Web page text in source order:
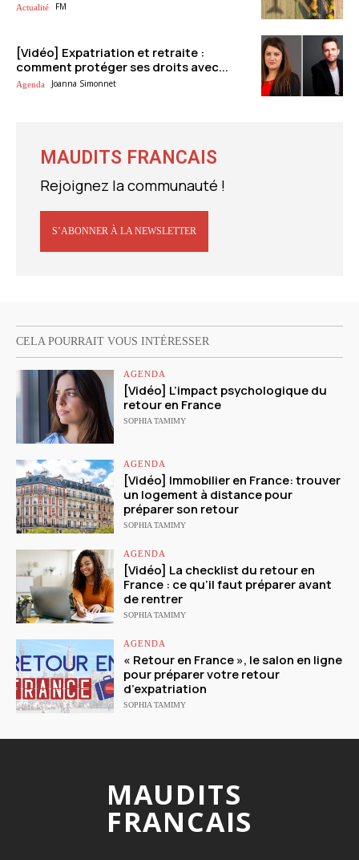
Actualité FM
[Vidéo] Expatriation et retraite :
comment protéger ses droits avec...
Agenda Joanna Simonnet
MAUDITS FRANCAIS
Rejoignez la communauté !
S’ABONNER À LA NEWSLETTER
CELA POURRAIT VOUS INTÉRESSER
AGENDA
[Vidéo] L’impact psychologique du
retour en France
SOPHIA TAMIMY
AGENDA
[Vidéo] Immobilier en France: trouver
un logement à distance pour
préparer son retour
SOPHIA TAMIMY
AGENDA
[Vidéo] La checklist du retour en
France : ce qu’il faut préparer avant
de rentrer
SOPHIA TAMIMY
AGENDA
« Retour en France », le salon en ligne
pour préparer votre retour
d’expatriation
SOPHIA TAMIMY
MAUDITS
FRANCAIS